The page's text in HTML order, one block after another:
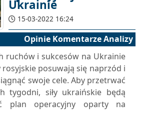
Ukrainie
15-03-2022 16:24
Opinie Komentarze Analizy
ruchów i sukcesów na Ukrainie
rosyjskie posuwają się naprzód i
swoje cele. Aby przetrwać
tygodni, siły ukraińskie będą
plan operacyjny oparty na